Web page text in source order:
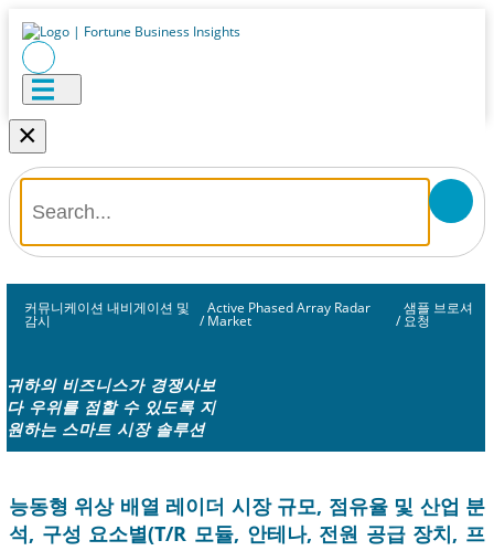
×
커뮤니케이션 내비게이션 및
감시 /
Active Phased Array Radar
Market /
샘플 브로셔
요청
귀하의 비즈니스가 경쟁사보
다 우위를 점할 수 있도록 지
원하는 스마트 시장 솔루션
능동형 위상 배열 레이더 시장 규모, 점유율 및 산업 분
석, 구성 요소별(T/R 모듈, 안테나, 전원 공급 장치, 프